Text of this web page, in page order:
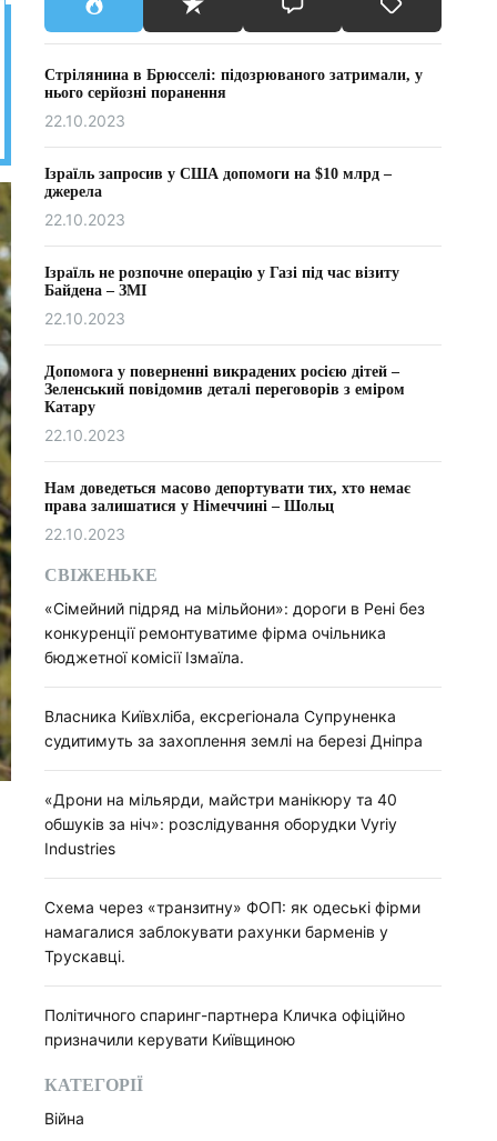
Стрілянина в Брюсселі: підозрюваного затримали, у
нього серйозні поранення
22.10.2023
Ізраїль запросив у США допомоги на $10 млрд –
джерела
22.10.2023
Ізраїль не розпочне операцію у Газі під час візиту
Байдена – ЗМІ
22.10.2023
Допомога у поверненні викрадених росією дітей –
Зеленський повідомив деталі переговорів з еміром
Катару
22.10.2023
Нам доведеться масово депортувати тих, хто немає
права залишатися у Німеччині – Шольц
22.10.2023
СВІЖЕНЬКЕ
«Сімейний підряд на мільйони»: дороги в Рені без
конкуренції ремонтуватиме фірма очільника
бюджетної комісії Ізмаїла.
Власника Київхліба, ексрегіонала Супруненка
судитимуть за захоплення землі на березі Дніпра
«Дрони на мільярди, майстри манікюру та 40
обшуків за ніч»: розслідування оборудки Vyriy
Industries
Схема через «транзитну» ФОП: як одеські фірми
намагалися заблокувати рахунки барменів у
Трускавці.
Політичного спаринг-партнера Кличка офіційно
призначили керувати Київщиною
КАТЕГОРІЇ
Війна